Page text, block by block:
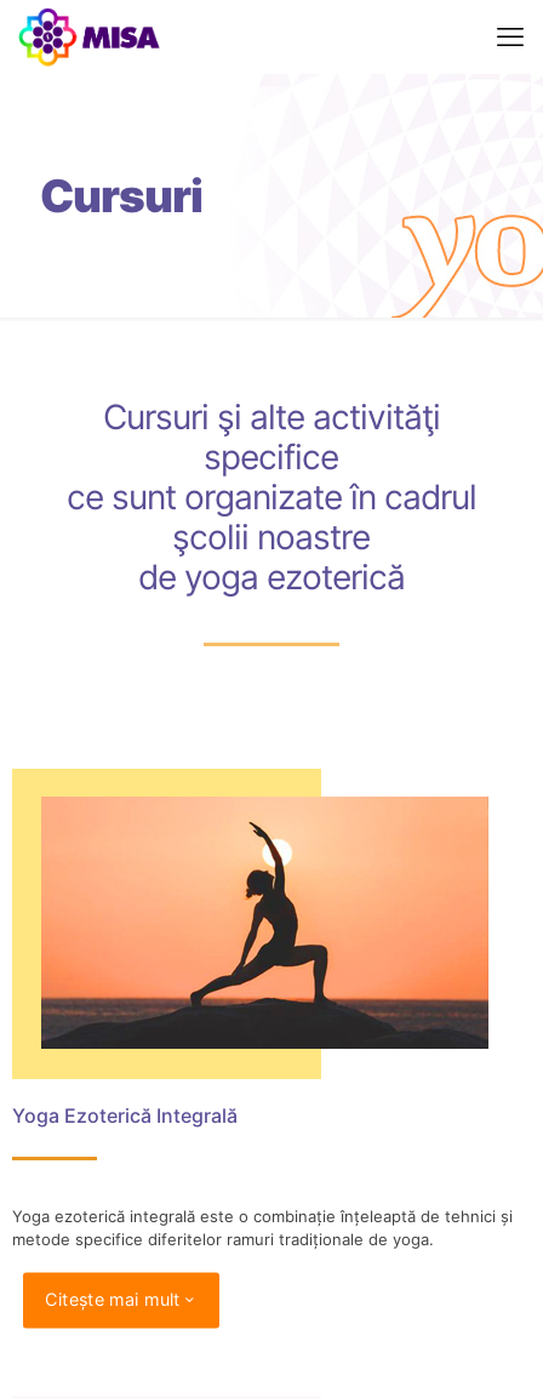
Cursuri
Cursuri şi alte activităţi
specifice
ce sunt organizate în cadrul
şcolii noastre
de yoga ezoterică
Yoga Ezoterică Integrală
Yoga ezoterică integrală este o combinație înțeleaptă de tehnici și
metode specifice diferitelor ramuri tradiționale de yoga.
Citește mai mult